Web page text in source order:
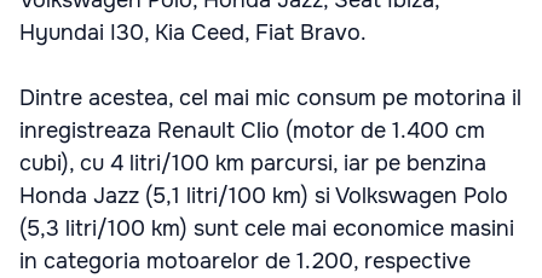
Hyundai I30, Kia Ceed, Fiat Bravo.
Dintre acestea, cel mai mic consum pe motorina il
inregistreaza Renault Clio (motor de 1.400 cm
cubi), cu 4 litri/100 km parcursi, iar pe benzina
Honda Jazz (5,1 litri/100 km) si Volkswagen Polo
(5,3 litri/100 km) sunt cele mai economice masini
in categoria motoarelor de 1.200, respective